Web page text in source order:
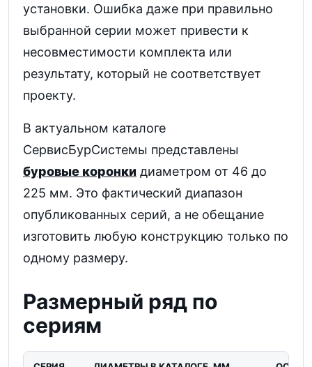
установки. Ошибка даже при правильно
выбранной серии может привести к
несовместимости комплекта или
результату, который не соответствует
проекту.
В актуальном каталоге
СервисБурСистемы представлены
буровые коронки диаметром от 46 до
225 мм. Это фактический диапазон
опубликованных серий, а не обещание
изготовить любую конструкцию только по
одному размеру.
Размерный ряд по
сериям